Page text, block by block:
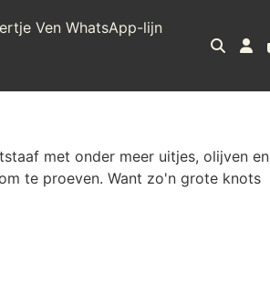
Ven WhatsApp-lijn
met onder meer uitjes, olijven en
te proeven. Want zo'n grote knots